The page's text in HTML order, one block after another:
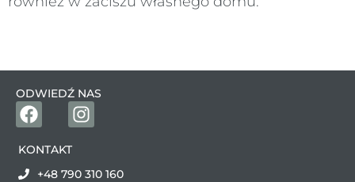
ODWIEDŹ NAS
KONTAKT
+48 790 310 160